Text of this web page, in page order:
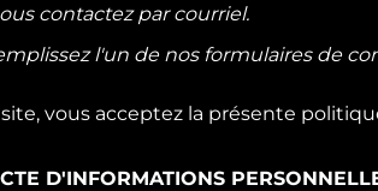
contactez par courriel.
l'un de nos formulaires de
vous acceptez la présente
D'INFORMATIONS